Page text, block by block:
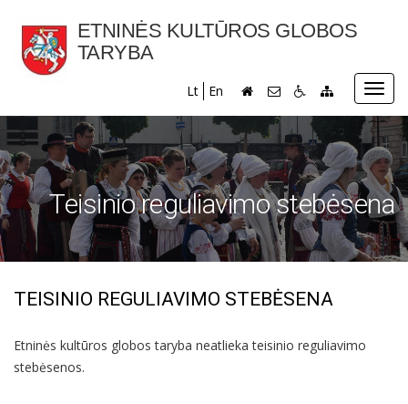
ETNINĖS KULTŪROS GLOBOS
TARYBA
Lt En
Teisinio reguliavimo stebėsena
TEISINIO REGULIAVIMO STEBĖSENA
Etninės kultūros globos taryba neatlieka teisinio reguliavimo
stebėsenos.